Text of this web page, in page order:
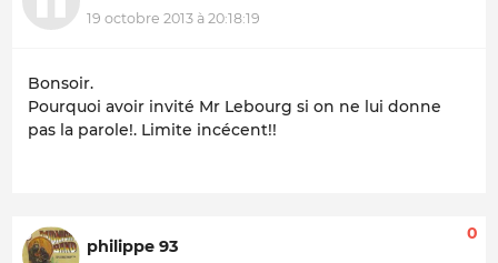
19 octobre 2013 à 20:18:19
Bonsoir.
Pourquoi avoir invité Mr Lebourg si on ne lui donne
pas la parole!. Limite incécent!!
philippe 93
0